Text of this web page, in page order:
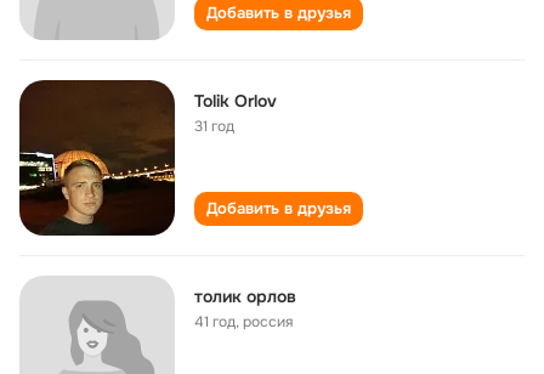
Добавить в друзья
Tolik Orlov
31 год
Добавить в друзья
толик орлов
41 год,россия